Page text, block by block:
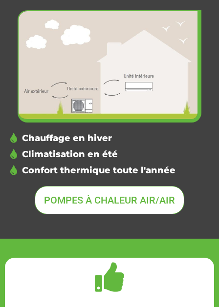
Chauffage en hiver
Climatisation en été
Confort thermique toute l'année
POMPES À CHALEUR AIR/AIR